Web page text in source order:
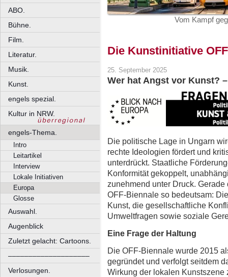
ABO.
Bühne.
Film.
Literatur.
Musik.
Kunst.
engels spezial.
Kultur in NRW.
engels-Thema.
Intro
Leitartikel
Interview
Lokale Initiativen
Europa
Glosse
Auswahl.
Augenblick
Zuletzt gelacht: Cartoons.
––––––––––––––––––––
Verlosungen.
Vom Kampf
Die Kunstinitiative
25. September 2025
Wer hat Angst vor Kunst?
Die politische Lage in Ungarn
rechte Ideologien fördert und
unterdrückt. Staatliche
Konformität gekoppelt,
zunehmend unter Druck.
OFF-Biennale so bedeutsam:
Kunst, die gesellschaftliche
Umweltfragen sowie soziale
Eine Frage der Haltung
Die OFF-Biennale wurde 2015
gegründet und verfolgt seitdem
Wirkung der lokalen Kunstszene